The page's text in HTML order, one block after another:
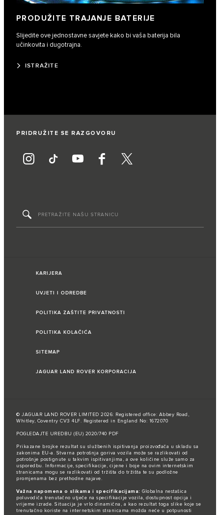
PRODUŽITE TRAJANJE BATERIJE
Slijedite ove jednostavne savjete kako bi vaša baterija bila
učinkovita i dugotrajna.
ISTRAŽITE
PRIDRUŽITE SE RAZGOVORU
KARIJERA
UVJETI I ODREDBE
POLITIKA ZAŠTITE PRIVATNOSTI
POLITIKA KOLAČIĆA
SITEMAP
JAGUAR LAND ROVER KORPORACIJA
© JAGUAR LAND ROVER LIMITED 2026: Registered office: Abbey Road,
Whitley, Coventry CV3 4LF. Registered in England No: 1672070
POGLEDAJTE UREDBU (EU) 2020/740 PDF
Prikazane brojke rezultat su službenih ispitivanja proizvođača u skladu sa
zakonima EU-a. Stvarna potrošnja goriva vozila može se razlikovati od
potrošnje postignute u takvim ispitivanjima, a ove količine služe samo za
usporedbu. Informacije, specifikacije, cijene i boje na ovim internetskim
stranicama mogu se razlikovati od tržišta do tržišta te su podložne
promjenama bez prethodne najave.
Važna napomena o slikama i specifikacijama: Globalna nestašica
poluvodiča trenutačno utječe na specifikacije vozila, dostupnost opcija i
vrijeme izrade. Situacija je vrlo dinamična, a kao rezultat toga slike koje se
trenutačno koriste na internetskim stranicama možda neće u potpunosti